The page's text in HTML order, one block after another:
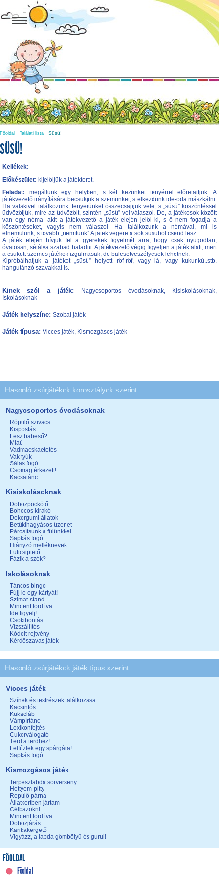
Főoldal - Találati lista - Süsü!
SÜSÜ!
Kellékek: -
Előkészület: kijelöljük a játékteret.
Feladat: megállunk egy helyben, s két kezünket tenyérrel előretartjuk. A
játékvezető irányítására becsukjuk a szemünket, s elkezdünk ide-oda mászkálni.
Ha valakivel találkozunk, tenyerünket összecsapjuk vele, s „süsü” köszöntéssel
üdvözöljük, mire az üdvözölt, szintén „süsü”-vel válaszol. De, a játékosok között
van egy néma, akit a játékvezető a játék elején jelöl ki, s ő nem fogadja a
köszöntéseket, vagyis nem válaszol. Ha találkozunk a némával, mi is
elnémulunk, s tovább „némítunk”.A játék végére a sok süsüből csend lesz.
A játék elején hívjuk fel a gyerekek figyelmét arra, hogy csak nyugodtan,
óvatosan, sétálva szabad haladni. A játékvezető végig figyeljen a játék alatt, mert
a csukott szemes játékok izgalmasak, de balesetveszélyesek lehetnek.
Kipróbálhatjuk a játékot „süsü” helyett röf-röf, vagy iá, vagy kukurikú..stb.
hangutánzó szavakkal is.
Kinek szól a játék:
Nagycsoportos óvodásoknak, Kisiskolásoknak,
Iskolásoknak
Játék helyszíne: Szobai játék
Játék típusa: Vicces játék, Kismozgásos játék
Hasonló zsúrjátékok korosztályok szerint
Nagycsoportos óvodásoknak
Röpülő szivacs
Kispostás
Lesz babeső?
Miaú
Vadmacskaetetés
Vak tyúk
Sálas fogó
Csomag érkezett!
Kacsatánc
Kisiskolásoknak
Dobozpöckölő
Bohócos kirakó
Dekorgumi állatok
Betűkihagyásos üzenet
Párosítsunk a fülünkkel
Sapkás fogó
Hiányzó melléknevek
Luficsiptető
Fázik a szék?
Iskolásoknak
Táncos bingó
Fújj le egy kártyát!
Szimat-stand
Mindent fordítva
Ide figyelj!
Csokibontás
Vízszállítós
Kódolt rejtvény
Kérdőszavas játék
Hasonló zsúrjátékok játék típus szerint
Vicces játék
Színek és testrészek találkozása
Kacsintós
Kukacláb
Vámpírtánc
Lexikonfejtés
Cukorválogató
Térd a térdhez!
Felfűzlek egy spárgára!
Sapkás fogó
Kismozgásos játék
Terpeszlabda sorverseny
Hettyem-pitty
Repülő párna
Állatkertben jártam
Célbazokni
Mindent fordítva
Dobozjárás
Karikakergető
Vigyázz, a labda gömbölyű és gurul!
FŐOLDAL
Főoldal